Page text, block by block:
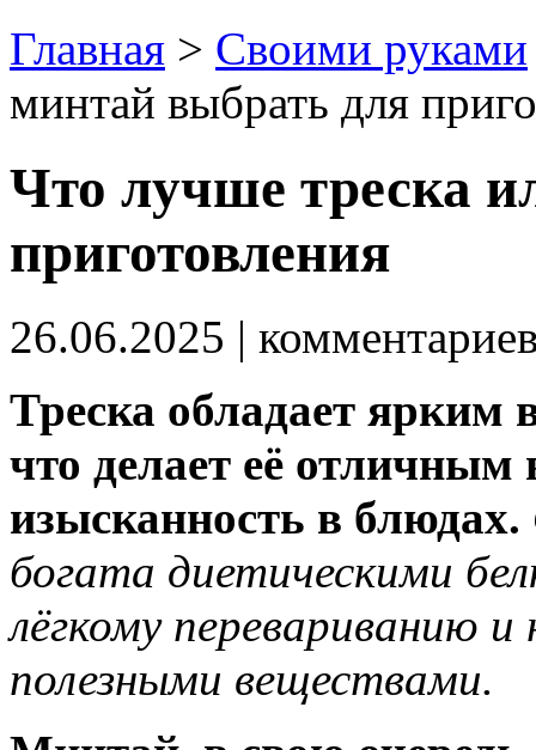
Главная > Своими руками
минтай выбрать для
Что лучше треска
приготовления
26.06.2025 |
Треска обладает ярким
что делает её
изысканность в блюдах.
богата диетическими
лёгкому перевариванию
полезными веществами.